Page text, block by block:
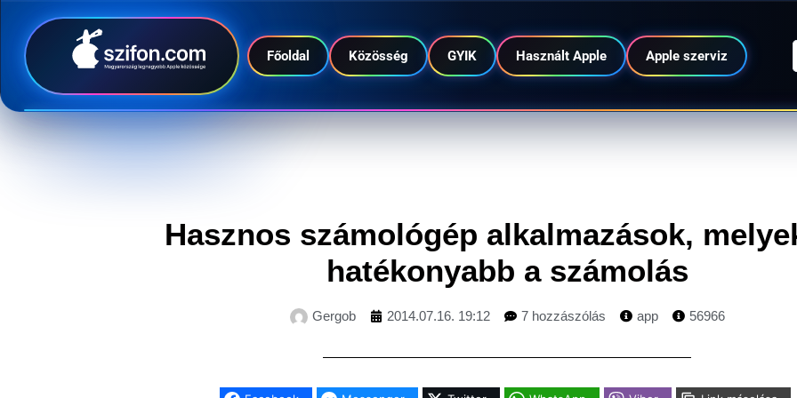
Főoldal Közösség GYIK Használt Apple Apple szerviz
Hasznos számológép alkalmazások,
hatékonyabb a számolás
Gergob 2014.07.16. 19:12 7 hozzászólás app 56966